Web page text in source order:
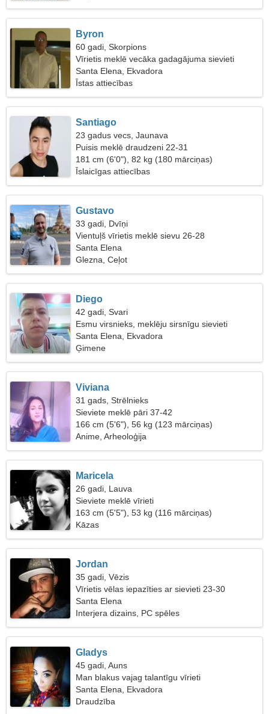
Byron
60 gadi, Skorpions
Vīrietis meklē vecāka gadagājuma sievieti
Santa Elena, Ekvadora
Īstas attiecības
Santiago
23 gadus vecs, Jaunava
Puisis meklē draudzeni 22-31
181 cm (6'0"), 82 kg (180 mārciņas)
Īslaicīgas attiecības
Gustavo
33 gadi, Dvīņi
Vientuļš vīrietis meklē sievu 26-28
Santa Elena
Glezna, Ceļot
Diego
42 gadi, Svari
Esmu virsnieks, meklēju sirsnīgu sievieti
Santa Elena, Ekvadora
Ģimene
Viviana
31 gads, Strēlnieks
Sieviete meklē pāri 37-42
166 cm (5'6"), 56 kg (123 mārciņas)
Anime, Arheoloģija
Maricela
26 gadi, Lauva
Sieviete meklē vīrieti
163 cm (5'5"), 53 kg (116 mārciņas)
Kāzas
Jordan
35 gadi, Vēzis
Vīrietis vēlas iepazīties ar sievieti 23-30
Santa Elena
Interjera dizains, PC spēles
Gladys
45 gadi, Auns
Man blakus vajag talantīgu vīrieti
Santa Elena, Ekvadora
Draudzība